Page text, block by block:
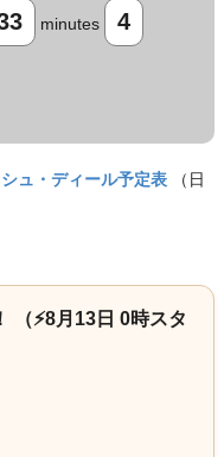
minutes 3
ュ・ディール予定表
（日
（⚡️8月13日 0時スタ